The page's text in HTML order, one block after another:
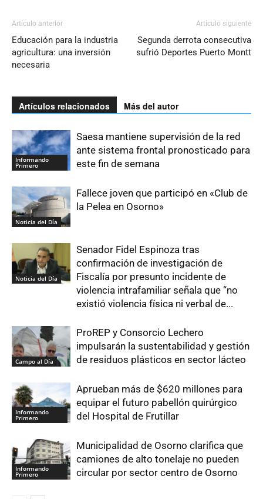
Artículo anterior
Educación para la industria
agricultura: una inversión
necesaria
Artículo siguiente
Segunda derrota consecutiva
sufrió Deportes Puerto Montt
Artículos relacionados Más del autor
Informando
Primero
Saesa mantiene supervisión de la red
ante sistema frontal pronosticado para
este fin de semana
Noticia del Día
Fallece joven que participó en «Club de
la Pelea en Osorno»
Noticia del Día
Senador Fidel Espinoza tras
confirmación de investigación de
Fiscalía por presunto incidente de
violencia intrafamiliar señala que “no
existió violencia física ni verbal de...
Campo al Día
ProREP y Consorcio Lechero
impulsarán la sustentabilidad y gestión
de residuos plásticos en sector lácteo
Informando
Primero
Aprueban más de $620 millones para
equipar el futuro pabellón quirúrgico
del Hospital de Frutillar
Informando
Primero
Municipalidad de Osorno clarifica que
camiones de alto tonelaje no pueden
circular por sector centro de Osorno